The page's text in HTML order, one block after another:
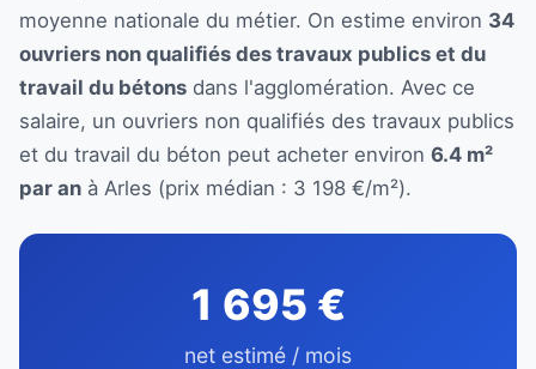
moyenne nationale du métier. On estime environ 34
ouvriers non qualifiés des travaux publics et du
travail du bétons dans l'agglomération. Avec ce
salaire, un ouvriers non qualifiés des travaux publics
et du travail du béton peut acheter environ 6.4 m²
par an à Arles (prix médian : 3 198 €/m²).
1 695 €
net estimé / mois